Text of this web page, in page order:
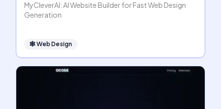
MyCleverAI: AI Website Builder for Fast Web Design
Generation
🕸Web Design